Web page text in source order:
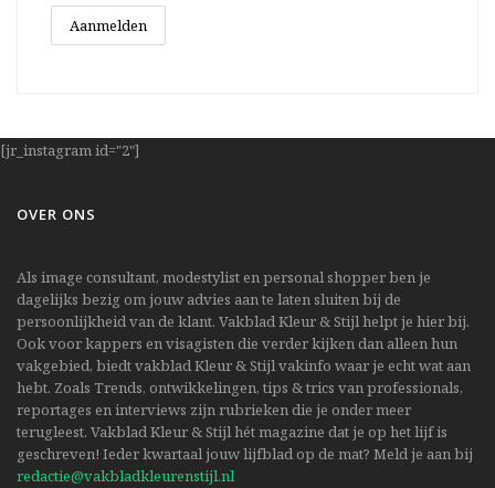
[jr_instagram id="2"]
OVER ONS
Als image consultant, modestylist en personal shopper ben je
dagelijks bezig om jouw advies aan te laten sluiten bij de
persoonlijkheid van de klant. Vakblad Kleur & Stijl helpt je hier bij.
Ook voor kappers en visagisten die verder kijken dan alleen hun
vakgebied, biedt vakblad Kleur & Stijl vakinfo waar je echt wat aan
hebt. Zoals Trends, ontwikkelingen, tips & trics van professionals,
reportages en interviews zijn rubrieken die je onder meer
terugleest. Vakblad Kleur & Stijl hét magazine dat je op het lijf is
geschreven! Ieder kwartaal jouw lijfblad op de mat? Meld je aan bij
redactie@vakbladkleurenstijl.nl